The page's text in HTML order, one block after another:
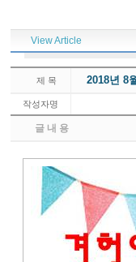
View Article
제 목 2018년 8
작성자명
글 내 용